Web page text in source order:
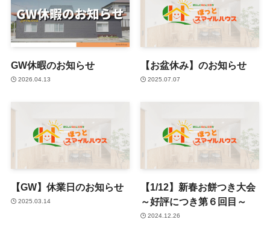
GW休暇のお知らせ
2026.04.13
【お盆休み】のお知らせ
2025.07.07
【GW】休業日のお知らせ
2025.03.14
【1/12】新春お餅つき大会
～好評につき第６回目～
2024.12.26